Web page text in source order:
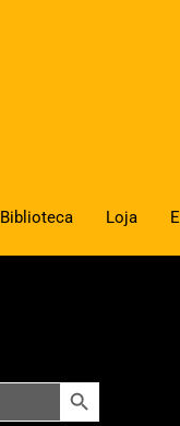
Biblioteca Loja
SEARCH BUTTON